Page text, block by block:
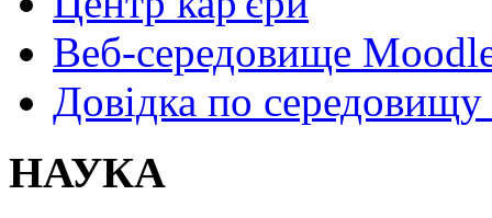
Веб-середовище
Довідка по
НАУКА